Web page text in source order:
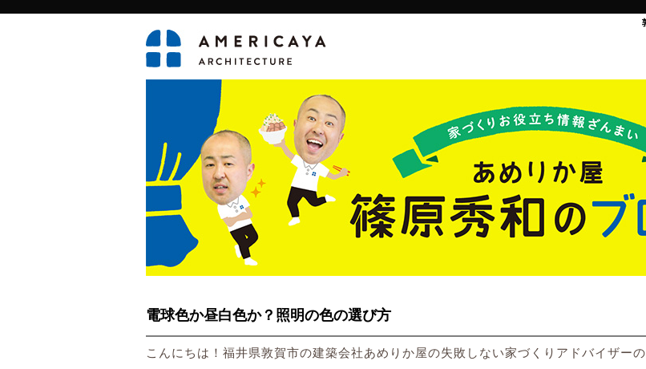
電球色か昼白色か？照明の色の選び方
こんにちは！ 福井県敦賀市の建築会社あめりか屋の失敗しない家づくりアドバイザー